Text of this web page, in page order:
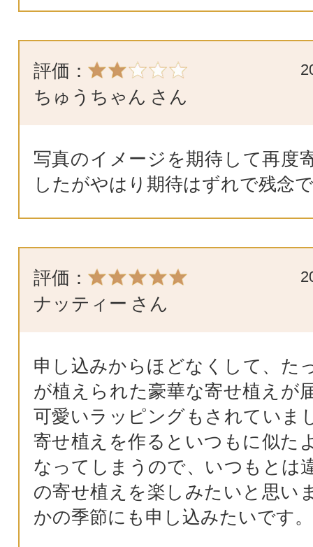
評価：
ちゅうちゃん さん
写真のイメージを期待して再度
したがやはり期待はずれで残念
評価：
ナッティー さん
申し込みからほどなくして、た
が植えられた豪華な寄せ植えが
可愛いラッピングもされていま
寄せ植えを作るといつもに似た
なってしまうので、いつもとは
の寄せ植えを楽しみたいと思い
かの季節にも申し込みたいです。